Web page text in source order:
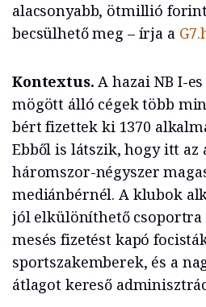
alacsonyabb, ötmillió
becsülhető meg – írja a
Kontextus.A hazai NB I-
mögött álló cégek több
bért fizettek ki 1370
Ebből is látszik, hogy itt az
háromszor-négyszer
mediánbérnél. A klubok
jól elkülöníthető csoportra
mesés fizetést kapó
sportszakemberek, és a
átlagot kereső